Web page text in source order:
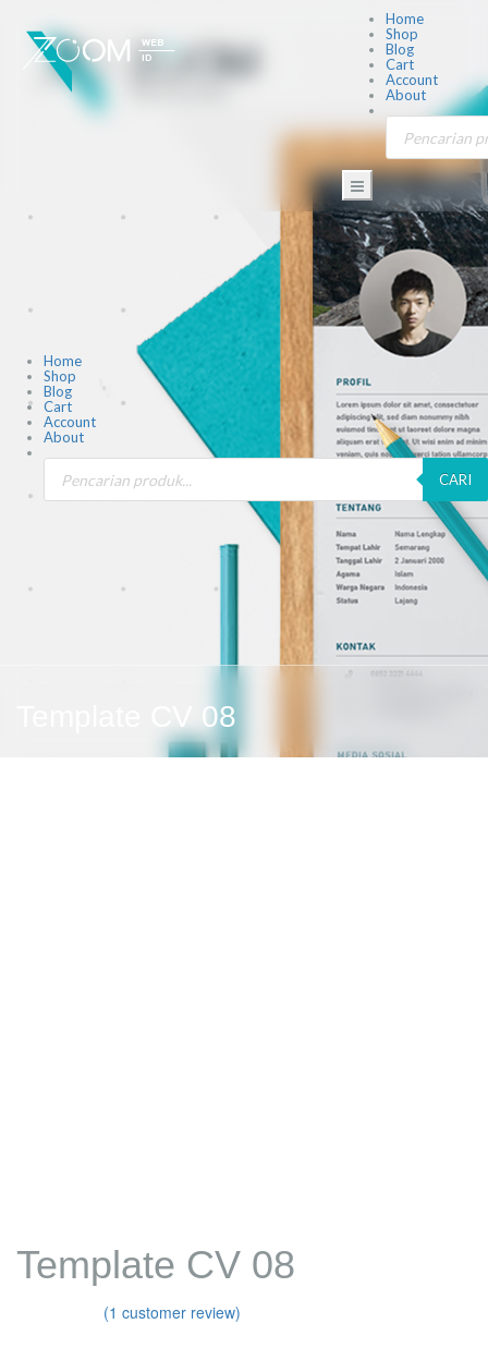
Home
Shop
Blog
Cart
Account
About
Home
Shop
Blog
Cart
Account
About
CARI
Template CV 08
Template CV 08
(1 customer review)